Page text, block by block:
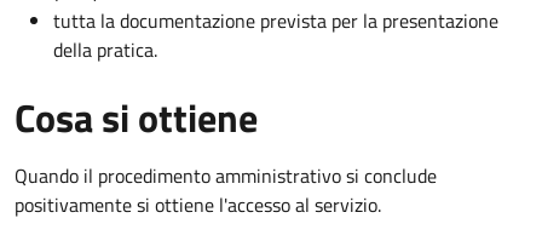
tutta la documentazione prevista per la presentazione
della pratica.
Cosa si ottiene
Quando il procedimento amministrativo si conclude
positivamente si ottiene l'accesso al servizio.